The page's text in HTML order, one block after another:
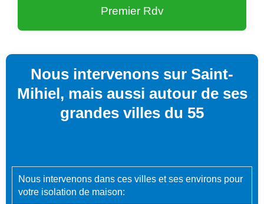
Premier Rdv
Nous intervenons sur Saint-
Mihiel, mais aussi autour de ses
grandes villes du 55
Nous intervenons dans ces villes et ses environs pour
votre isolation de maison: